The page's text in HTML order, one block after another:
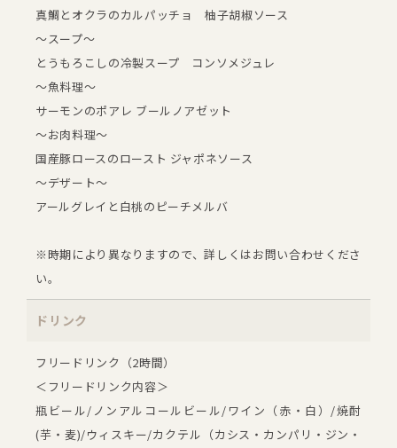
真鯛とオクラのカルパッチョ 柚子胡椒ソース
～スープ～
とうもろこしの冷製スープ コンソメジュレ
～魚料理～
サーモンのポアレ ブールノアゼット
～お肉料理～
国産豚ロースのロースト ジャポネソース
～デザート～
アールグレイと白桃のピーチメルバ
※時期により異なりますので、詳しくはお問い合わせくださ
い。
ドリンク
フリードリンク（2時間）
＜フリードリンク内容＞
瓶ビール/ノンアルコールビール/ワイン（赤・白）/焼酎
(芋・麦)/ウィスキー/カクテル（カシス・カンパリ・ジン・